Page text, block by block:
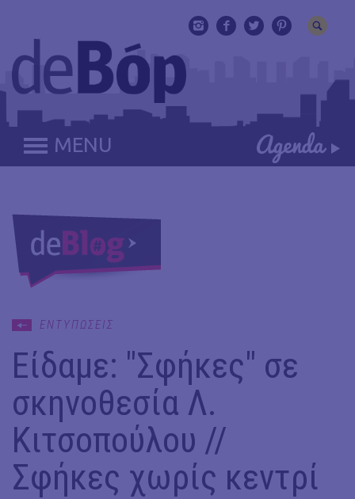
MENU
ΕΝΤΥΠΩΣΕΙΣ
Είδαμε: "Σφήκες" σε
σκηνοθεσία Λ.
Κιτσοπούλου //
Σφήκες χωρίς κεντρί